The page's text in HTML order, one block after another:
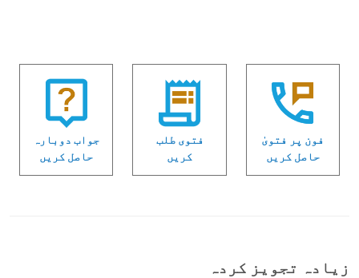
فون پر فتویٰ
حاصل کریں
فتوی طلب
کریں
جواب دوبارہ
حاصل کریں
زیادہ تجویز کردہ